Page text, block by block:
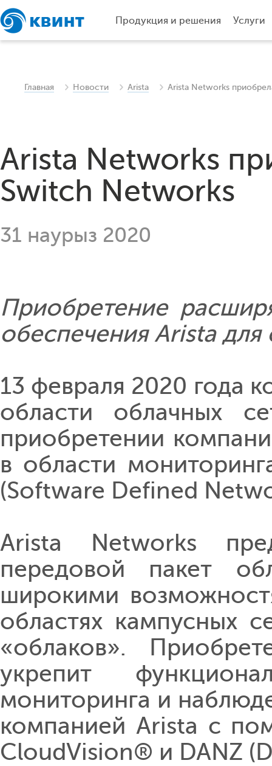
Продукция и решения Услуги
Главная Новости Arista Arista Networks
Arista Networks
Switch Networks
31 наурыз 2020
Приобретение
обеспечения Arista для
13 февраля 2020 года
области облачных
приобретении
в области
(Software Defined
Arista Networks
передовой пакет
широкими
областях кампусных
«облаков».
укрепит
мониторинга и
компанией Arista с
CloudVision® и DANZ